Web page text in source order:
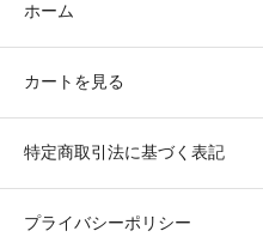
ホーム
カートを見る
特定商取引法に基づく表記
プライバシーポリシー